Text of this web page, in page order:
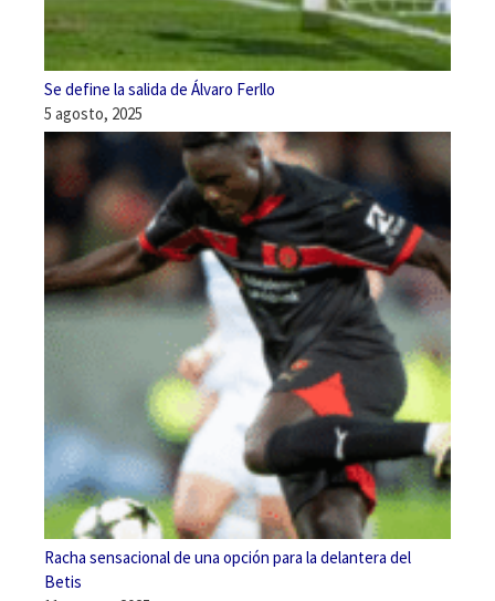
Se define la salida de Álvaro Ferllo
5 agosto, 2025
Racha sensacional de una opción para la delantera del
Betis